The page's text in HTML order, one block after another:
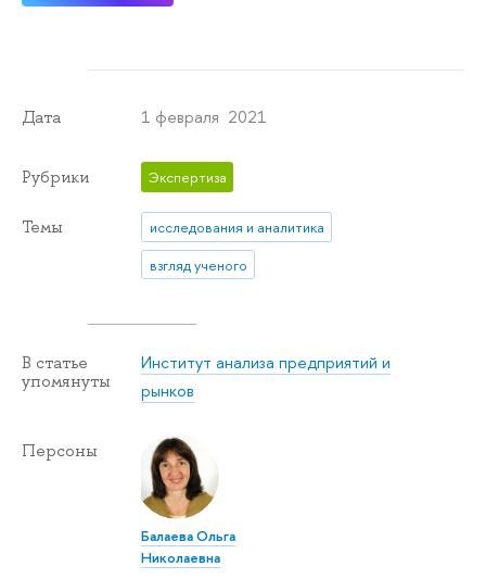
Дата 1 февраля 2021
Рубрики Экспертиза
Темы
исследования и аналитика
взгляд ученого
В статье
упомянуты
Институт анализа предприятий и
рынков
Персоны
Балаева Ольга
Николаевна